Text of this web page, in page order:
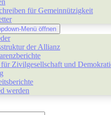
für Gemeinnützigkeit
Menü öffnen
der Allianz
Zivilgesellschaft und
werden